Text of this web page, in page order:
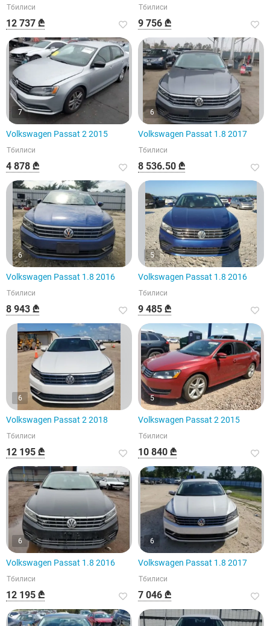
Тбилиси
12 737 ₾
Тбилиси
9 756 ₾
7
Volkswagen Passat 2 2015
Тбилиси
4 878 ₾
6
Volkswagen Passat 1.8 2017
Тбилиси
8 536.50 ₾
6
Volkswagen Passat 1.8 2016
Тбилиси
8 943 ₾
5
Volkswagen Passat 1.8 2016
Тбилиси
9 485 ₾
6
Volkswagen Passat 2 2018
Тбилиси
12 195 ₾
5
Volkswagen Passat 2 2015
Тбилиси
10 840 ₾
6
Volkswagen Passat 1.8 2016
Тбилиси
12 195 ₾
6
Volkswagen Passat 1.8 2017
Тбилиси
7 046 ₾